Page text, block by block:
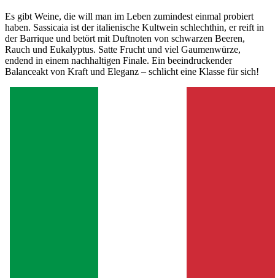
Es gibt Weine, die will man im Leben zumindest einmal probiert
haben. Sassicaia ist der italienische Kultwein schlechthin, er reift in
der Barrique und betört mit Duftnoten von schwarzen Beeren,
Rauch und Eukalyptus. Satte Frucht und viel Gaumenwürze,
endend in einem nachhaltigen Finale. Ein beeindruckender
Balanceakt von Kraft und Eleganz – schlicht eine Klasse für sich!